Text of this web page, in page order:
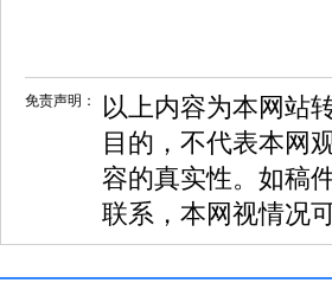
免责声明：
以上内容为本网站
目的，不代表本网
容的真实性。如稿
联系，本网视情况